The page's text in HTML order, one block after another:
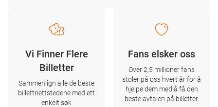
Vi Finner Flere
Billetter
Sammenlign alle de beste
billettnettstedene med ett
enkelt søk
Fans elsker oss
Over 2,5 millioner fans
stoler på oss hvert år for å
hjelpe dem med å få den
beste avtalen på billetter.